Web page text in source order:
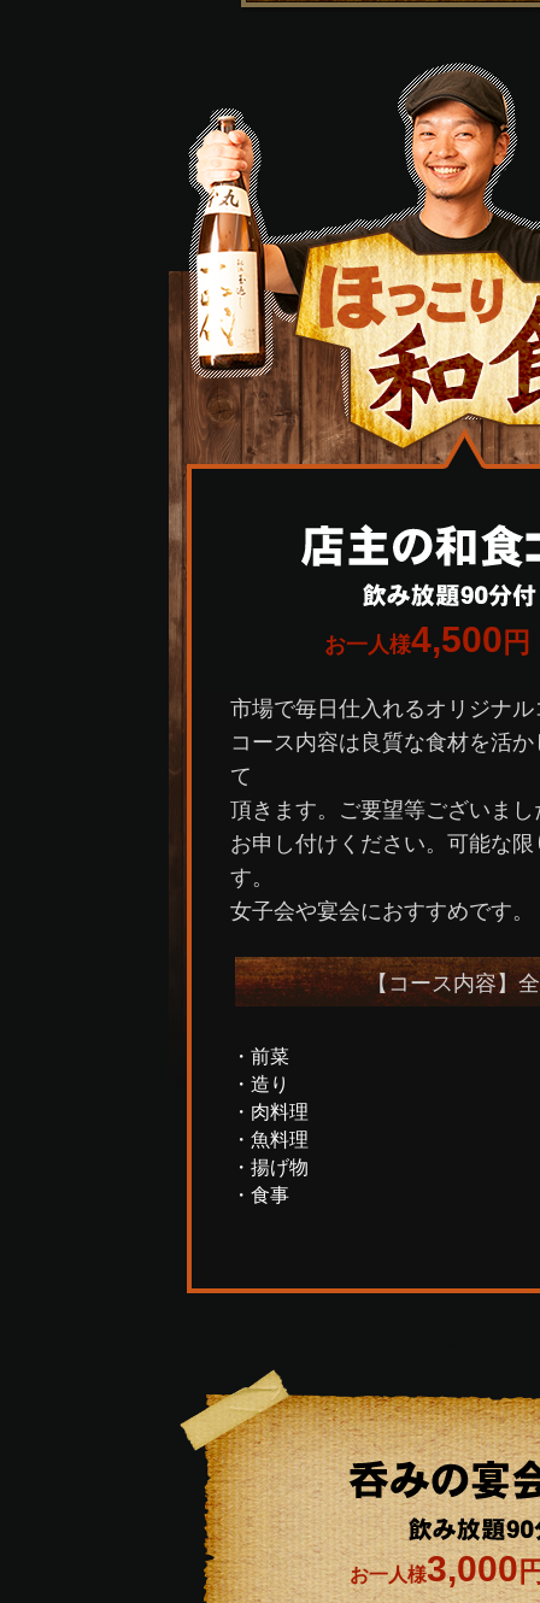
お一人様4,500 円
市場で毎日仕入れるオリジナル
コース内容は良質な食材を活
て
頂きます。ご要望等ございま
お申し付けください。可能な
す。
女子会や宴会におすすめです。
【コース内容】
・前菜
・造り
・肉料理
・魚料理
・揚げ物
・食事
お一人様3,000